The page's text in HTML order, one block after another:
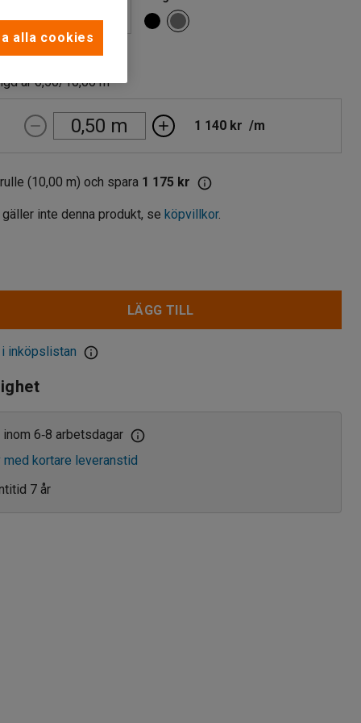
är 0,50/10,00 m
1 140 kr /m
(10,00 m) och spara 1 175 kr
gäller inte denna produkt, seköpvillkor.
LÄGG TILL
inköpslistan
inom 6‑8 arbetsdagar
med kortare leveranstid
7 år
alla cookies